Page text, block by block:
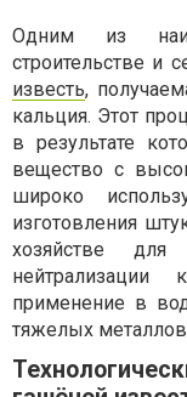
Одним из
строительстве и
известь,
кальция. Этот
в результате
вещество с
широко
изготовления
хозяйстве
нейтрализации
применение в
тяжелых